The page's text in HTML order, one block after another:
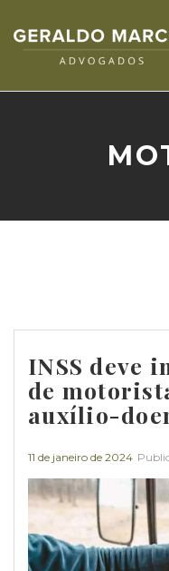
INSS deve
de
auxílio-
11 de janeiro de 2024